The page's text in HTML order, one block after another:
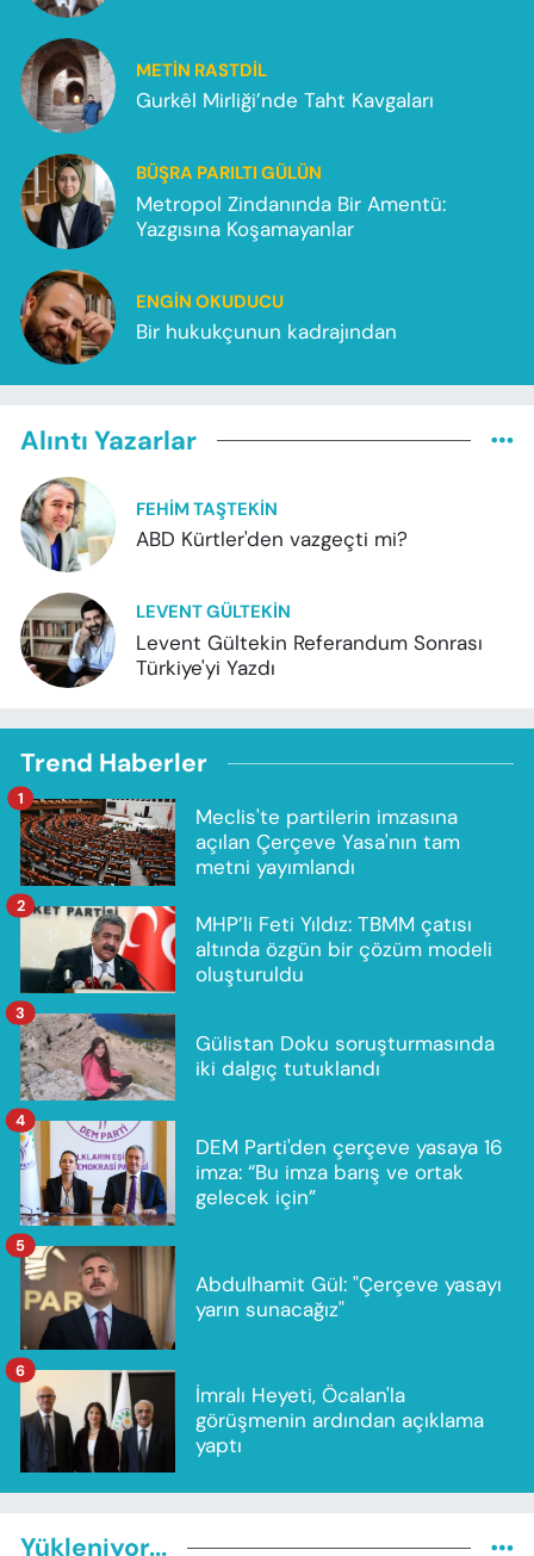
METIN RASTDIL
Gurkêl Mirliği’nde Taht Kavgaları
BÜŞRA PARILTI GÜLÜN
Metropol Zindanında Bir Amentü:
Yazgısına Koşamayanlar
ENGIN OKUDUCU
Bir hukukçunun kadrajından
Alıntı Yazarlar
FEHIM TAŞTEKIN
ABD Kürtler'den vazgeçti mi?
LEVENT GÜLTEKIN
Levent Gültekin Referandum Sonrası
Türkiye'yi Yazdı
Trend Haberler
Meclis'te partilerin imzasına
açılan Çerçeve Yasa'nın tam
metni yayımlandı
1
MHP’li Feti Yıldız: TBMM çatısı
altında özgün bir çözüm modeli
oluşturuldu
2
Gülistan Doku soruşturmasında
iki dalgıç tutuklandı
3
DEM Parti'den çerçeve yasaya 16
imza: “Bu imza barış ve ortak
gelecek için”
4
Abdulhamit Gül: "Çerçeve yasayı
yarın sunacağız"
5
İmralı Heyeti, Öcalan'la
görüşmenin ardından açıklama
yaptı
6
Yükleniyor...